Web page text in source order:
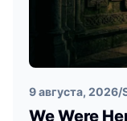
9 августа, 2026/
We Were